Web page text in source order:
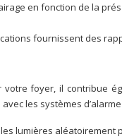
en fonction de la
fournissent des
foyer, il contribue
les systèmes
lumières